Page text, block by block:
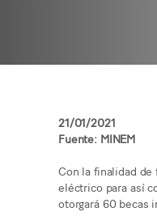
21/01/2021
Fuente: MINEM
Con la finalidad
eléctrico para así
otorgará 60 becas